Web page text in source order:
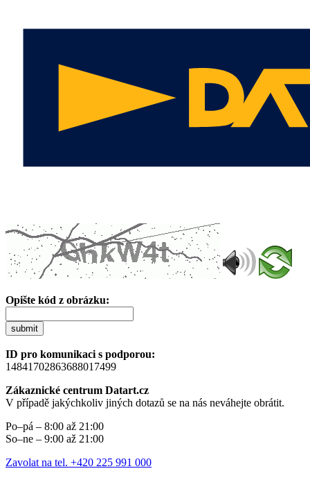
Opište kód z obrázku:
submit
ID pro komunikaci s podporou:
14841702863688017499
Zákaznické centrum Datart.cz
V případě jakýchkoliv jiných dotazů se na nás neváhejte obrátit.
Po–pá – 8:00 až 21:00
So–ne – 9:00 až 21:00
Zavolat na tel. +420 225 991 000